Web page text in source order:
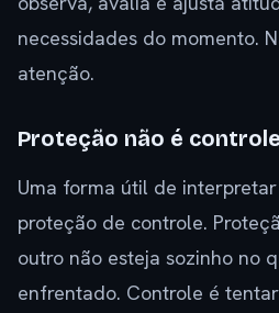
necessidades do momento.
atenção.
Proteção não é controle
Uma forma útil de
proteção de controle.
outro não esteja sozinho no
enfrentado. Controle é